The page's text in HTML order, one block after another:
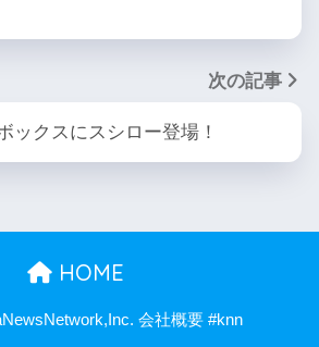
次の記事
ックスにスシロー登場！
HOME
会社概要 #knn